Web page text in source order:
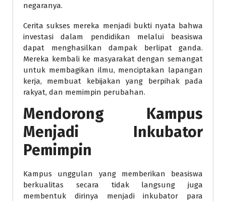
negaranya.
Cerita sukses mereka menjadi bukti nyata bahwa
investasi dalam pendidikan melalui beasiswa
dapat menghasilkan dampak berlipat ganda.
Mereka kembali ke masyarakat dengan semangat
untuk membagikan ilmu, menciptakan lapangan
kerja, membuat kebijakan yang berpihak pada
rakyat, dan memimpin perubahan.
Mendorong Kampus
Menjadi Inkubator
Pemimpin
Kampus unggulan yang memberikan beasiswa
berkualitas secara tidak langsung juga
membentuk dirinya menjadi inkubator para